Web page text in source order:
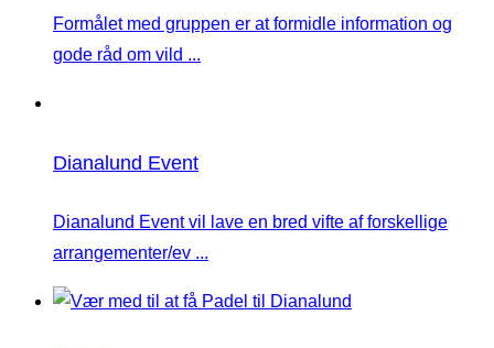
Formålet med gruppen er at formidle information og
gode råd om vild ...
Dianalund Event
Dianalund Event vil lave en bred vifte af forskellige
arrangementer/ev ...